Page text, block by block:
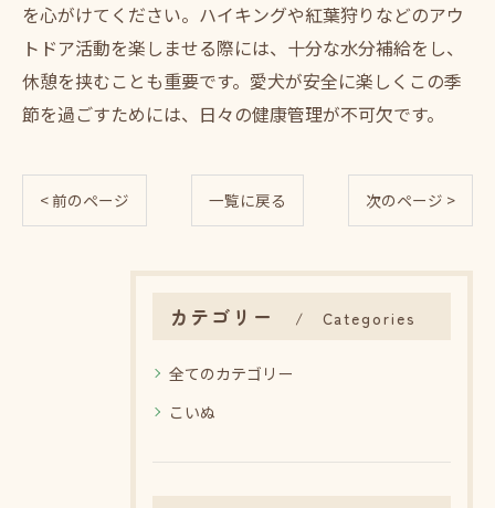
を心がけてください。ハイキングや紅葉狩りなどのアウ
トドア活動を楽しませる際には、十分な水分補給をし、
休憩を挟むことも重要です。愛犬が安全に楽しくこの季
節を過ごすためには、日々の健康管理が不可欠です。
< 前のページ 一覧に戻る 次のページ >
カテゴリー Categories
全てのカテゴリー
こいぬ